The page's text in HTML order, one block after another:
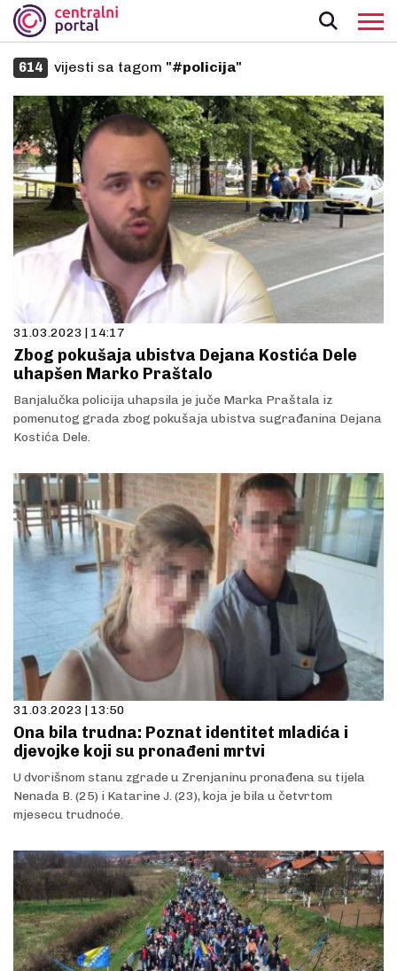
614 vijesti sa tagom "#policija"
31.03.2023 | 14:17
Zbog pokušaja ubistva Dejana Kostića Dele
uhapšen Marko Praštalo
Banjalučka policija uhapsila je juče Marka Praštala iz
pomenutog grada zbog pokušaja ubistva sugrađanina Dejana
Kostića Dele.
31.03.2023 | 13:50
Ona bila trudna: Poznat identitet mladića i
djevojke koji su pronađeni mrtvi
U dvorišnom stanu zgrade u Zrenjaninu pronađena su tijela
Nenada B. (25) i Katarine J. (23), koja je bila u četvrtom
mjesecu trudnoće.